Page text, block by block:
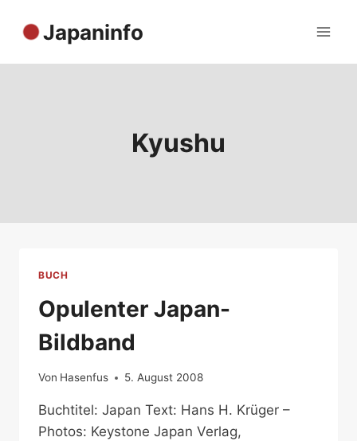
Inhalt
Japaninfo
Kyushu
BUCH
Opulenter Japan-
Bildband
Von Hasenfus 5. August 2008
Buchtitel: Japan Text: Hans H. Krüger –
Photos: Keystone Japan Verlag,